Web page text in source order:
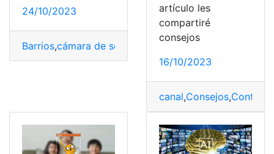
24/10/2023
Barrios,cámara de seguridad Consejo de Seguridad
artículo les
compartiré
consejos
16/10/2023
canal,Consejos,